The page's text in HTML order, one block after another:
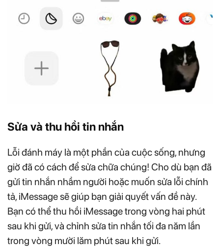
Sửa và thu hồi tin nhắn
Lỗi đánh máy là một phần của cuộc sống, nhưng
giờ đã có cách để sửa chữa chúng! Cho dù bạn đã
gửi tin nhắn nhầm người hoặc muốn sửa lỗi chính
tả, iMessage sẽ giúp bạn giải quyết vấn đề này.
Bạn có thể thu hồi iMessage trong vòng hai phút
sau khi gửi, và chỉnh sửa tin nhắn tối đa năm lần
trong vòng mười lăm phút sau khi gửi.